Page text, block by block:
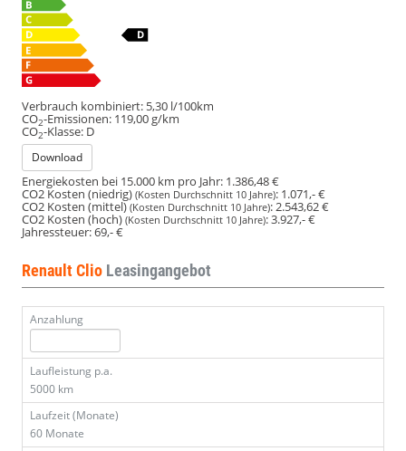
Verbrauch kombiniert: 5,30 l/100km
CO2-Emissionen: 119,00 g/km
CO2-Klasse: D
Download
Energiekosten bei 15.000 km pro Jahr: 1.386,48 €
CO2 Kosten (niedrig) (Kosten Durchschnitt 10 Jahre): 1.071,- €
CO2 Kosten (mittel)(Kosten Durchschnitt 10 Jahre):2.543,62 €
CO2 Kosten (hoch) (Kosten Durchschnitt 10 Jahre):3.927,- €
Jahressteuer:69,- €
Renault Clio Leasingangebot
Anzahlung
Laufleistung p.a.
5000 km
Laufzeit (Monate)
60 Monate